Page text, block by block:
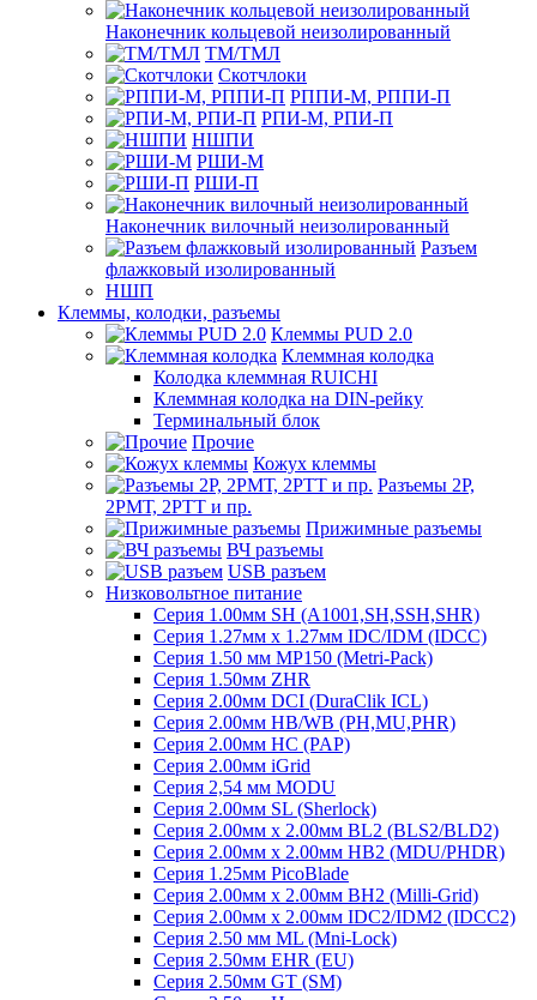
Наконечник кольцевой неизолированный
ТМ/ТМЛ
Скотчлоки
РППИ-М, РППИ-П
РПИ-М, РПИ-П
НШПИ
РШИ-М
РШИ-П
Наконечник вилочный неизолированный
Разъем
флажковый изолированный
НШП
Клеммы, колодки, разъемы
Клеммы PUD 2.0
Клеммная колодка
Колодка клеммная RUICHI
Клеммная колодка на DIN-рейку
Терминальный блок
Прочие
Кожух клеммы
Разъемы 2Р,
2РМТ, 2РТТ и пр.
Прижимные разъемы
ВЧ разъемы
USB разъем
Низковольтное питание
Серия 1.00мм SH (A1001,SH,SSH,SHR)
Серия 1.27мм x 1.27мм IDC/IDM (IDCC)
Серия 1.50 мм MP150 (Metri-Pack)
Серия 1.50мм ZHR
Серия 2.00мм DCI (DuraClik ICL)
Серия 2.00мм HB/WB (PH,MU,PHR)
Серия 2.00мм HC (PAP)
Серия 2.00мм iGrid
Серия 2,54 мм MODU
Серия 2.00мм SL (Sherlock)
Серия 2.00мм x 2.00мм BL2 (BLS2/BLD2)
Серия 2.00мм x 2.00мм HB2 (MDU/PHDR)
Серия 1.25мм PicoBlade
Серия 2.00мм х 2.00мм BH2 (Milli-Grid)
Серия 2.00мм х 2.00мм IDC2/IDM2 (IDCC2)
Серия 2.50 мм ML (Mni-Lock)
Серия 2.50мм EHR (EU)
Серия 2.50мм GT (SM)